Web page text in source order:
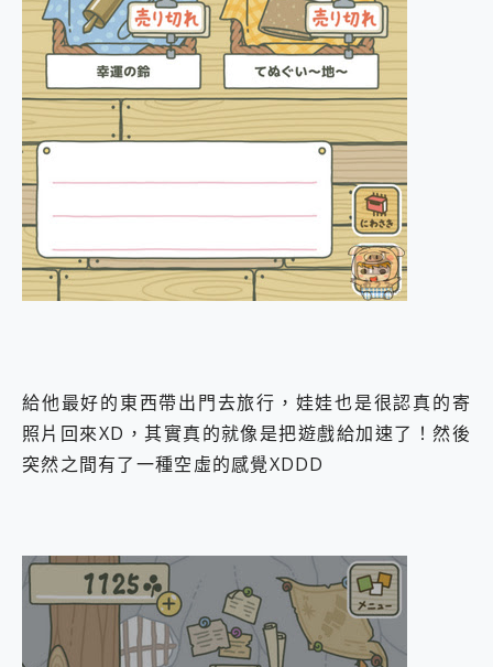
給他最好的東西帶出門去旅行，娃娃也是很認真的寄
照片回來XD，其實真的就像是把遊戲給加速了！然後
突然之間有了一種空虛的感覺XDDD